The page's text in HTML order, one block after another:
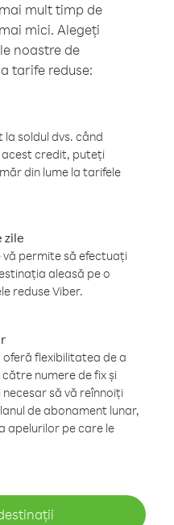
mult timp de
mici. Alegeți
noastre de
tarife reduse:
soldul dvs. când
acest credit, puteți
din lume la tarifele
zile
vă permite să efectuați
aleasă pe o
reduse Viber.
oferă flexibilitatea de a
numere de fix și
să vă reînnoiți
de abonament lunar,
apelurilor pe care le